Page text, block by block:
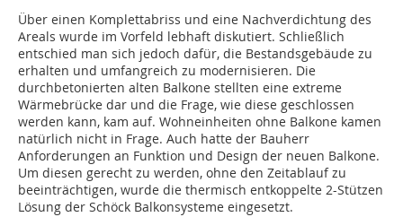
Über einen Komplettabriss und eine Nachverdichtung des
Areals wurde im Vorfeld lebhaft diskutiert. Schließlich
entschied man sich jedoch dafür, die Bestandsgebäude zu
erhalten und umfangreich zu modernisieren. Die
durchbetonierten alten Balkone stellten eine extreme
Wärmebrücke dar und die Frage, wie diese geschlossen
werden kann, kam auf. Wohneinheiten ohne Balkone kamen
natürlich nicht in Frage. Auch hatte der Bauherr
Anforderungen an Funktion und Design der neuen Balkone.
Um diesen gerecht zu werden, ohne den Zeitablauf zu
beeinträchtigen, wurde die thermisch entkoppelte 2-Stützen
Lösung der Schöck Balkonsysteme eingesetzt.